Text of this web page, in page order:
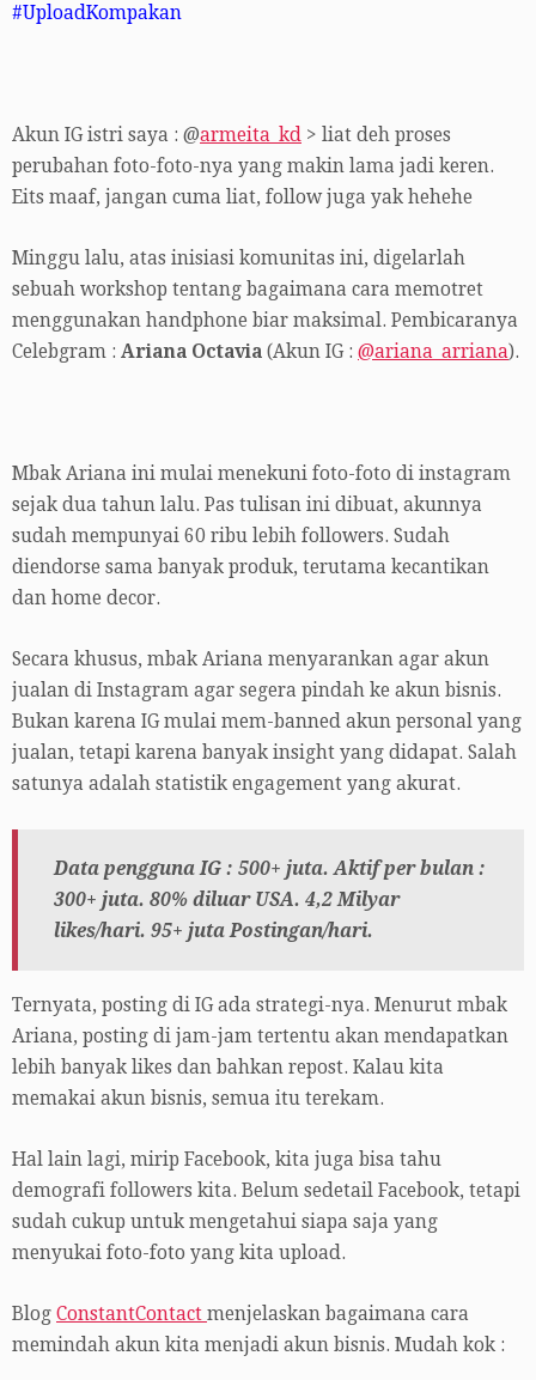
#UploadKompakan
Akun IG istri saya : @armeita_kd > liat deh proses
perubahan foto-foto-nya yang makin lama jadi keren.
Eits maaf, jangan cuma liat, follow juga yak hehehe
Minggu lalu, atas inisiasi komunitas ini, digelarlah
sebuah workshop tentang bagaimana cara memotret
menggunakan handphone biar maksimal. Pembicaranya
Celebgram : Ariana Octavia (Akun IG : @ariana_arriana).
Mbak Ariana ini mulai menekuni foto-foto di instagram
sejak dua tahun lalu. Pas tulisan ini dibuat, akunnya
sudah mempunyai 60 ribu lebih followers. Sudah
diendorse sama banyak produk, terutama kecantikan
dan home decor.
Secara khusus, mbak Ariana menyarankan agar akun
jualan di Instagram agar segera pindah ke akun bisnis.
Bukan karena IG mulai mem-banned akun personal yang
jualan, tetapi karena banyak insight yang didapat. Salah
satunya adalah statistik engagement yang akurat.
Data pengguna IG : 500+ juta. Aktif per bulan :
300+ juta. 80% diluar USA. 4,2 Milyar
likes/hari. 95+ juta Postingan/hari.
Ternyata, posting di IG ada strategi-nya. Menurut mbak
Ariana, posting di jam-jam tertentu akan mendapatkan
lebih banyak likes dan bahkan repost. Kalau kita
memakai akun bisnis, semua itu terekam.
Hal lain lagi, mirip Facebook, kita juga bisa tahu
demografi followers kita. Belum sedetail Facebook, tetapi
sudah cukup untuk mengetahui siapa saja yang
menyukai foto-foto yang kita upload.
Blog ConstantContact menjelaskan bagaimana cara
memindah akun kita menjadi akun bisnis. Mudah kok :